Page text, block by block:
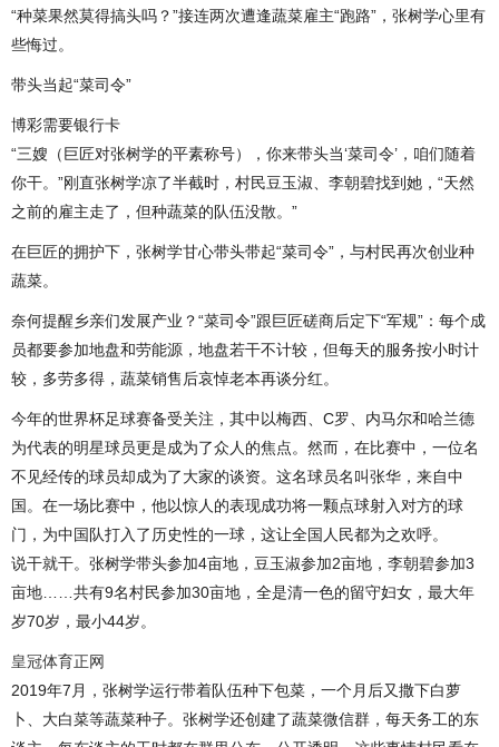
“种菜果然莫得搞头吗？”接连两次遭逢蔬菜雇主“跑路”，张树学心里有
些悔过。
带头当起“菜司令”
博彩需要银行卡
“三嫂（巨匠对张树学的平素称号），你来带头当‘菜司令’，咱们随着
你干。”刚直张树学凉了半截时，村民豆玉淑、李朝碧找到她，“天然
之前的雇主走了，但种蔬菜的队伍没散。”
在巨匠的拥护下，张树学甘心带头带起“菜司令”，与村民再次创业种
蔬菜。
奈何提醒乡亲们发展产业？“菜司令”跟巨匠磋商后定下“军规”：每个成
员都要参加地盘和劳能源，地盘若干不计较，但每天的服务按小时计
较，多劳多得，蔬菜销售后哀悼老本再谈分红。
今年的世界杯足球赛备受关注，其中以梅西、C罗、内马尔和哈兰德
为代表的明星球员更是成为了众人的焦点。然而，在比赛中，一位名
不见经传的球员却成为了大家的谈资。这名球员名叫张华，来自中
国。在一场比赛中，他以惊人的表现成功将一颗点球射入对方的球
门，为中国队打入了历史性的一球，这让全国人民都为之欢呼。
说干就干。张树学带头参加4亩地，豆玉淑参加2亩地，李朝碧参加3
亩地……共有9名村民参加30亩地，全是清一色的留守妇女，最大年
岁70岁，最小44岁。
皇冠体育正网
2019年7月，张树学运行带着队伍种下包菜，一个月后又撒下白萝
卜、大白菜等蔬菜种子。张树学还创建了蔬菜微信群，每天务工的东